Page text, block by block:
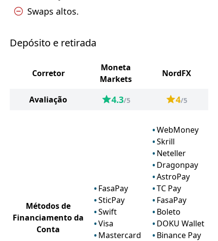
Swaps altos.
Depósito e retirada
Corretor
Moneta
Markets
NordFX
Avaliação 4.3/5 4/5
Métodos de
Financiamento da
Conta
FasaPay
SticPay
Swift
Visa
Mastercard
WebMoney
Skrill
Neteller
Dragonpay
AstroPay
TC Pay
FasaPay
Boleto
DOKU Wallet
Binance Pay